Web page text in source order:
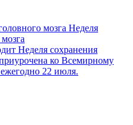
Неделя
Неделя сохранения
ко Всемирному
22 июля.